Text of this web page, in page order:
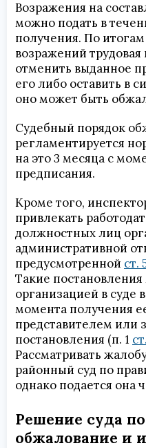
Возражения на
можно подать в
получения. По
возражений
отменить выданное
его либо оставить в
оно может быть
Судебный порядок
регламентируется
на это 3 месяца с
предписания.
Кроме того,
привлекать
должностных лиц
административной
предусмотренной ст.
Такие
организацией в суде
момента получения
представителем или
постановления (п. 1
Рассматривать
районный суд по
однако подается она
Решение суда
обжалование и